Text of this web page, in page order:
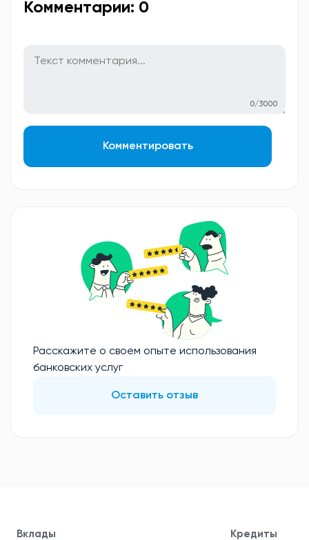
Комментарии: 0
0/3000
Комментировать
Расскажите о своем опыте использования
банковских услуг
Оставить отзыв
Вклады Кредиты